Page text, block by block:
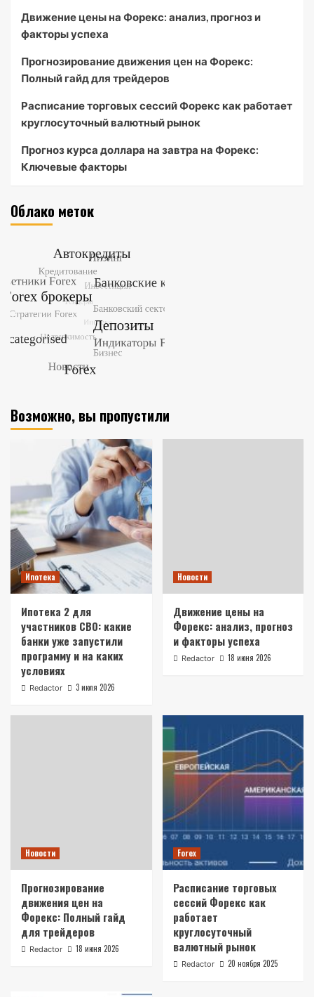
Движение цены на Форекс: анализ, прогноз и
факторы успеха
Прогнозирование движения цен на Форекс:
Полный гайд для трейдеров
Расписание торговых сессий Форекс как работает
круглосуточный валютный рынок
Прогноз курса доллара на завтра на Форекс:
Ключевые факторы
Облако меток
Возможно, вы пропустили
Ипотека
Ипотека 2 для
участников СВО: какие
банки уже запустили
программу и на каких
условиях
Redactor 3 июля 2026
Новости
Движение цены на
Форекс: анализ, прогноз
и факторы успеха
Redactor 18 июня 2026
Новости
Прогнозирование
движения цен на
Форекс: Полный гайд
для трейдеров
Redactor 18 июня 2026
Forex
Расписание торговых
сессий Форекс как
работает
круглосуточный
валютный рынок
Redactor 20 ноября 2025